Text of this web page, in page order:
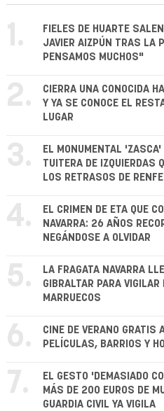
1.
FIELES DE HUARTE
JAVIER AIZPÚN TRAS LA
PENSAMOS MUCHOS"
2.
CIERRA UNA CONOCIDA
Y YA SE CONOCE EL
LUGAR
3.
EL MONUMENTAL
TUITERA DE IZQUIERDAS
LOS RETRASOS DE RENFE
4.
EL CRIMEN DE ETA QUE
NAVARRA: 26 AÑOS
NEGÁNDOSE A OLVIDAR
5.
LA FRAGATA NAVARRA
GIBRALTAR PARA VIGILAR
MARRUECOS
6.
CINE DE VERANO GRATIS
PELÍCULAS, BARRIOS Y
7.
EL GESTO 'DEMASIADO
MÁS DE 200 EUROS DE
GUARDIA CIVIL YA VIGILA